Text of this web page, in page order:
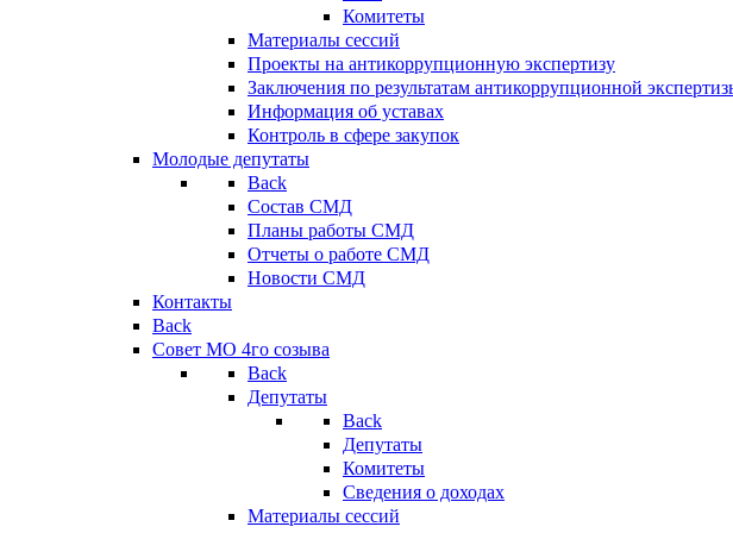
Комитеты
Материалы сессий
Проекты на антикоррупционную экспертизу
Заключения по результатам антикоррупционной
Информация об уставах
Контроль в сфере закупок
Молодые депутаты
Back
Состав СМД
Планы работы СМД
Отчеты о работе СМД
Новости СМД
Контакты
Back
Совет МО 4го созыва
Back
Депутаты
Back
Депутаты
Комитеты
Сведения о доходах
Материалы сессий